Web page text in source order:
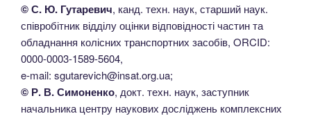
© С. Ю. Гутаревич, канд. техн. наук, старший наук.
співробітник відділу оцінки відповідності частин та
обладнання колісних транспортних засобів, ORCID:
0000-0003-1589-5604,
e-mail: sgutarevich@insat.org.ua;
© Р. В. Симоненко, докт. техн. наук, заступник
начальника центру наукових досліджень комплексних